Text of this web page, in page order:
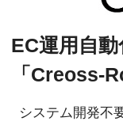
EC運用自
「Creoss-
システム開発不